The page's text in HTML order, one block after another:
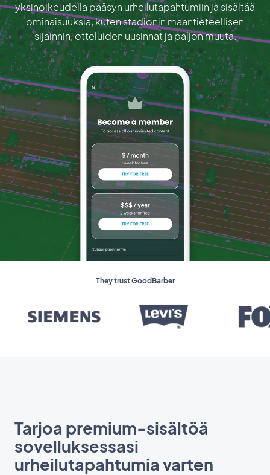
yksinoikeudella pääsyn urheilutapahtumiin ja sisältää
ominaisuuksia, kuten stadionin maantieteellisen
sijainnin, otteluiden uusinnat ja paljon muuta.
They trust GoodBarber
Tarjoa premium-sisältöä
sovelluksessasi
urheilutapahtumia varten